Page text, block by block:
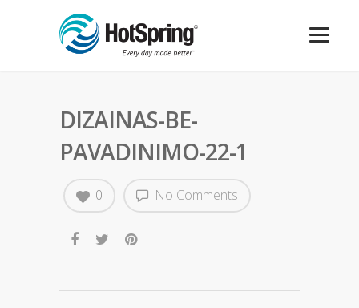
DIZAINAS-BE-
PAVADINIMO-22-1
No Comments
0